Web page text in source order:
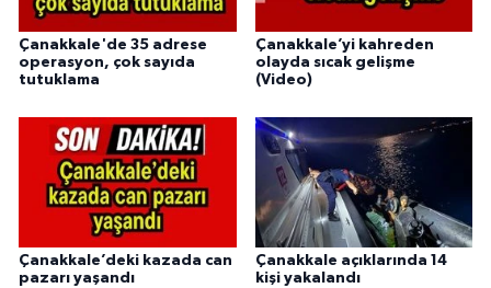
Çanakkale'de 35 adrese
operasyon, çok sayıda
tutuklama
Çanakkale’yi kahreden
olayda sıcak gelişme
(Video)
Çanakkale’deki kazada can
pazarı yaşandı
Çanakkale açıklarında 14
kişi yakalandı